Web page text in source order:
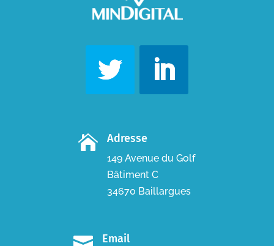
 Adresse
149 Avenue du Golf
Bâtiment C
34670 Baillargues
Email